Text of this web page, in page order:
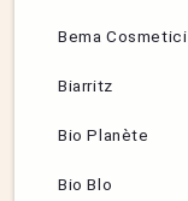
Bema Cosmetici
Biarritz
Bio Planète
Bio Blo